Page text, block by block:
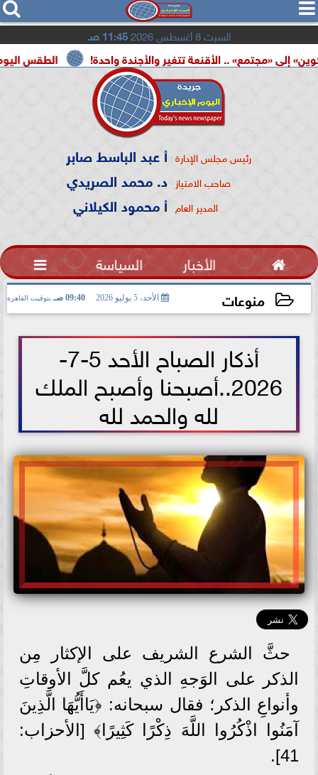
  
السبت 8 أغسطس 2026 11:45 صـ
الطقس اليوم.. شديد الحرارة .. الأقنعة تتغير والأجندة واحدة!
رئيس مجلس الإدارة أ عبد الباسط صابر
صاحب الامتياز د. محمد الصريدي
المدير العام أ محمود الكيلاني
 الأخبار السياسة 
منوعات الأحد، 5 يوليو 2026 09:40 صـ بتوقيت القاهرة
أذكار الصباح الأحد 5-7-
2026..أصبحنا وأصبح الملك
لله والحمد لله
حثَّ الشرع الشريف على الإكثار مِن
الذكر على الوَجهِ الذي يعُم كلَّ الأوقاتِ
وأنواعِ الذكر؛ فقال سبحانه: ﴿يَاأَيُّهَا الَّذِينَ
آمَنُوا اذْكُرُوا اللَّهَ ذِكْرًا كَثِيرًا﴾ [الأحزاب:
41].